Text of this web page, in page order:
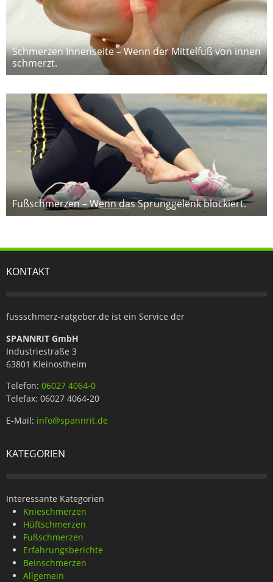
Schmerzen Innenseite – Wenn der Mittelfuß von innen
schmerzt.
Fußschmerzen – Wenn das Sprunggelenk blockiert.
KONTAKT
fussschmerz-ratgeber.de ist ein Service der
SPANNRIT GmbH
Industriestraße 3
63801 Kleinostheim
Telefon: 06027 4064-0
Telefax: 06027 4064-20
E-Mail: info@spannrit.de
KATEGORIEN
Interessante Kategorien
Knieschmerzen
Hüftschmerzen
Fußschmerzen
Erfahrungsberichte
Beinschmerzen
Allgemein